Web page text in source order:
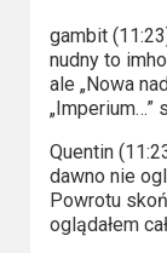
Kino
Kino
polskie
Komedie
gambit
nudny to
ale „Nowa
„Imperium…”
Quentin
dawno nie
Powrotu
oglądałem